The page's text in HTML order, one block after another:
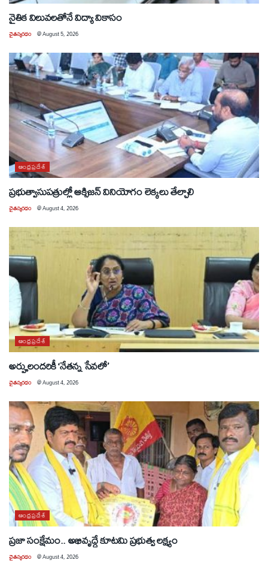
నైతిక విలువలతోనే విద్యా వికాసం
చైతన్యరధం @August 5, 2026
ఆంధ్రప్రదేశ్
ప్రభుత్వాసుపత్రుల్లో ఆక్సిజన్ వినియోగం లెక్కలు తేల్చాలి
చైతన్యరధం @August 4, 2026
ఆంధ్రప్రదేశ్
అర్హులందరికీ ‘నేతన్న సేవలో’
చైతన్యరధం @August 4, 2026
ఆంధ్రప్రదేశ్
ప్రజా సంక్షేమం.. అభివృద్ధే కూటమి ప్రభుత్వ లక్ష్యం
చైతన్యరధం @August 4, 2026